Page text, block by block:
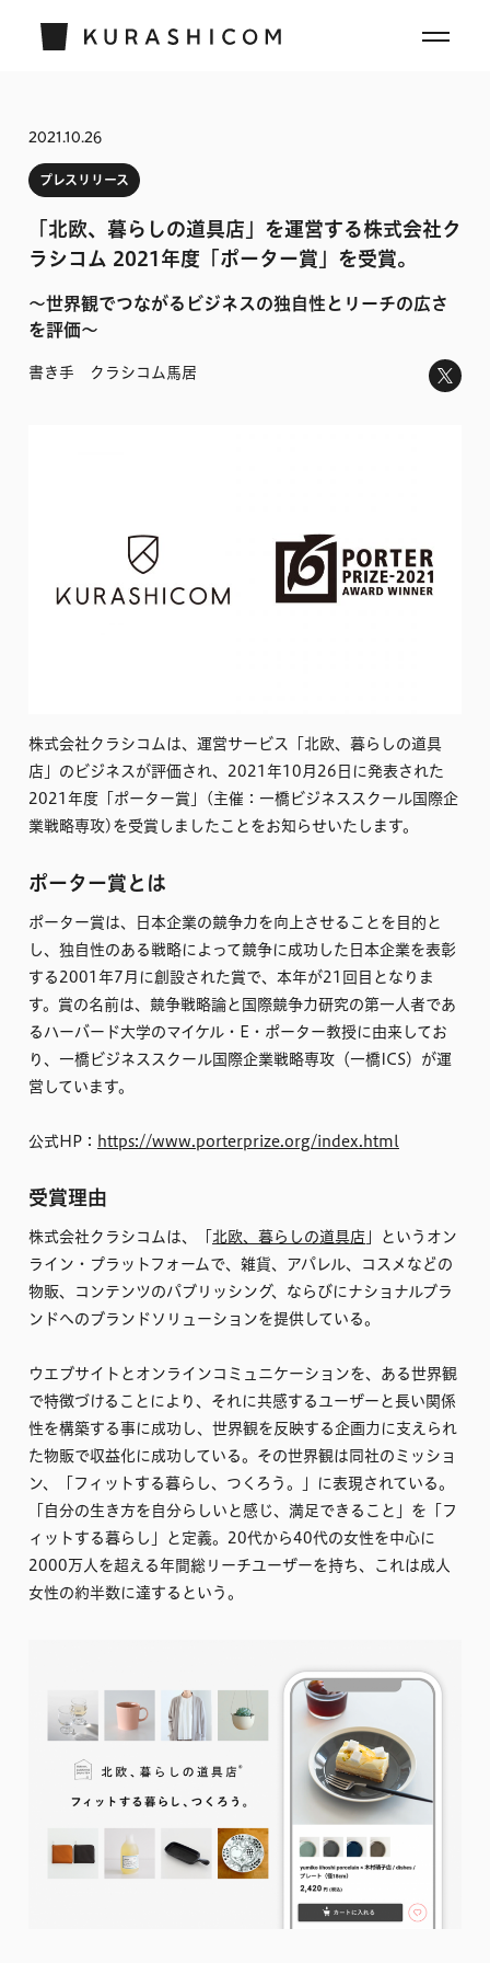
2021.10.26
プレスリリース
「北欧、暮らしの道具店」を運営する株式会社ク
ラシコム 2021年度「ポーター賞」を受賞。
〜世界観でつながるビジネスの独自性とリーチの広さ
を評価〜
書き手 クラシコム馬居
株式会社クラシコムは、運営サービス「北欧、暮らしの道具
店」のビジネスが評価され、2021年10月26日に発表された
2021年度「ポーター賞」(主催：一橋ビジネススクール国際企
業戦略専攻)を受賞しましたことをお知らせいたします。
ポーター賞とは
ポーター賞は、日本企業の競争力を向上させることを目的と
し、独自性のある戦略によって競争に成功した日本企業を表彰
する2001年7月に創設された賞で、本年が21回目となりま
す。賞の名前は、競争戦略論と国際競争力研究の第一人者であ
るハーバード大学のマイケル・E・ポーター教授に由来してお
り、一橋ビジネススクール国際企業戦略専攻（一橋ICS）が運
営しています。
公式HP： https://www.porterprize.org/index.html
受賞理由
株式会社クラシコムは、「 北欧、暮らしの道具店 」というオン
ライン・プラットフォームで、雑貨、アパレル、コスメなどの
物販、コンテンツのパブリッシング、ならびにナショナルブラ
ンドへのブランドソリューションを提供している。
ウエブサイトとオンラインコミュニケーションを、ある世界観
で特徴づけることにより、それに共感するユーザーと長い関係
性を構築する事に成功し、世界観を反映する企画力に支えられ
た物販で収益化に成功している。その世界観は同社のミッショ
ン、「フィットする暮らし、つくろう。」に表現されている。
「自分の生き方を自分らしいと感じ、満足できること」を「フ
ィットする暮らし」と定義。20代から40代の女性を中心に
2000万人を超える年間総リーチユーザーを持ち、これは成人
女性の約半数に達するという。